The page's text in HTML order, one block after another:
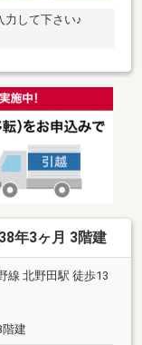
力して下さい♪
年3ヶ月 3階建
線 北野田駅 徒歩13
建